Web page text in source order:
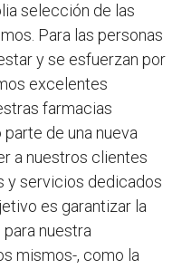
selección de las
Para las personas
y se esfuerzan por
excelentes
farmacias
de una nueva
a nuestros clientes
y servicios dedicados
es garantizar la
nuestra
mismos-, como la